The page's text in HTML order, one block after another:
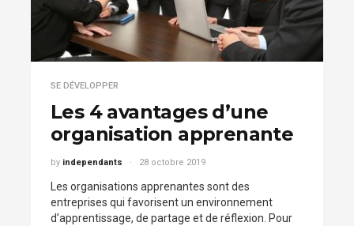
SE DÉVELOPPER
Les 4 avantages d’une
organisation apprenante
by independants 28 octobre 2019
Les organisations apprenantes sont des
entreprises qui favorisent un environnement
d’apprentissage, de partage et de réflexion. Pour